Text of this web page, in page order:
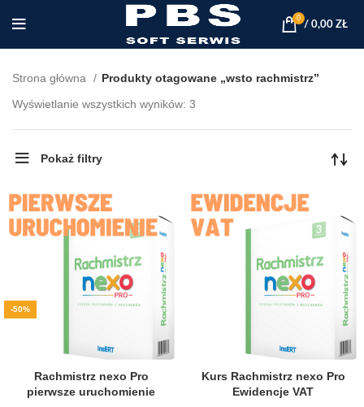
0
/ 0,00 ZŁ
Strona główna
Produkty otagowane „wsto rachmistrz”
Wyświetlanie wszystkich wyników: 3
Pokaż filtry
-50%
Rachmistrz nexo Pro
pierwsze uruchomienie
Kurs Rachmistrz nexo Pro
Ewidencje VAT